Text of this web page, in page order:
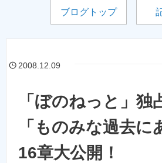
ブログトップ
2008.12.09
「ぼのねっと」独
「ものみな過去に
16章大公開！